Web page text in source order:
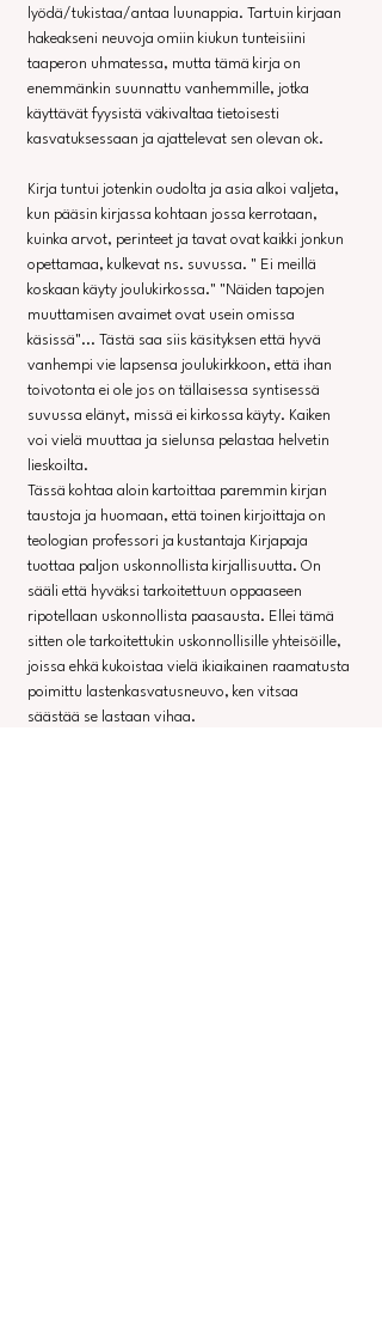
lyödä/tukistaa/antaa luunappia. Tartuin kirjaan
hakeakseni neuvoja omiin kiukun tunteisiini
taaperon uhmatessa, mutta tämä kirja on
enemmänkin suunnattu vanhemmille, jotka
käyttävät fyysistä väkivaltaa tietoisesti
kasvatuksessaan ja ajattelevat sen olevan ok.
Kirja tuntui jotenkin oudolta ja asia alkoi valjeta,
kun pääsin kirjassa kohtaan jossa kerrotaan,
kuinka arvot, perinteet ja tavat ovat kaikki jonkun
opettamaa, kulkevat ns. suvussa. " Ei meillä
koskaan käyty joulukirkossa." "Näiden tapojen
muuttamisen avaimet ovat usein omissa
käsissä"... Tästä saa siis käsityksen että hyvä
vanhempi vie lapsensa joulukirkkoon, että ihan
toivotonta ei ole jos on tällaisessa syntisessä
suvussa elänyt, missä ei kirkossa käyty. Kaiken
voi vielä muuttaa ja sielunsa pelastaa helvetin
lieskoilta.
Tässä kohtaa aloin kartoittaa paremmin kirjan
taustoja ja huomaan, että toinen kirjoittaja on
teologian professori ja kustantaja Kirjapaja
tuottaa paljon uskonnollista kirjallisuutta. On
sääli että hyväksi tarkoitettuun oppaaseen
ripotellaan uskonnollista paasausta. Ellei tämä
sitten ole tarkoitettukin uskonnollisille yhteisöille,
joissa ehkä kukoistaa vielä ikiaikainen raamatusta
poimittu lastenkasvatusneuvo, ken vitsaa
säästää se lastaan vihaa.